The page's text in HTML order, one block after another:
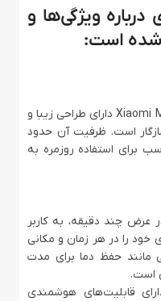
ویژگی‌ها و
شده است:
فلاسک Xiaomi Mijia Portable Electric Cup 2 دارای طراحی زیبا و
است. ظرفیت آن حدود
برای استفاده روزمره به
عرض چند دقیقه، به کاربر
خود را در هر زمان و مکانی
مانند حفظ دما برای مدت
است.
قابلیت‌های هوشمندی